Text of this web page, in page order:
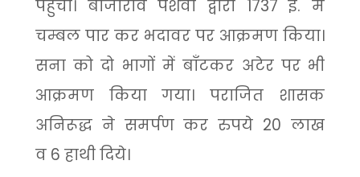
पहुँचा। बाजीराव पेशवा द्वारा 1737 ई. में
चम्बल पार कर भदावर पर आक्रमण किया।
सना को दो भागों में बाँटकर अटेर पर भी
आक्रमण किया गया। पराजित शासक
अनिरूद्ध ने समर्पण कर रुपये 20 लाख
व 6 हाथी दिये।